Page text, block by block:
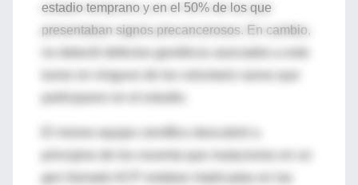
estadio temprano y en el 50% de los que
presentaban signos precancerosos. En cambio,
no detectó defectos genéticos asociados a este
tumor en ninguno de los voluntario sanos que
El mismo equipo científico descubrió a
gen llamado ACP estaban implicadas en las